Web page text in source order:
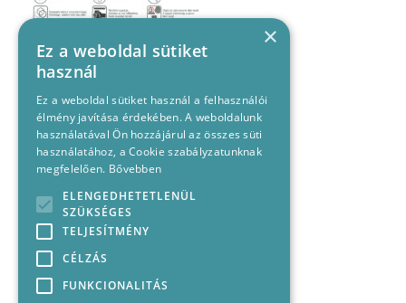
×
Ez a weboldal sütiket
használ
Ez a weboldal sütiket használ a felhasználói
élmény javítása érdekében. A weboldalunk
használatával Ön hozzájárul az összes süti
használatához, a Cookie szabályzatunknak
megfelelően. Bővebben
ELENGEDHETETLENÜL
SZÜKSÉGES
TELJESÍTMÉNY
CÉLZÁS
FUNKCIONALITÁS